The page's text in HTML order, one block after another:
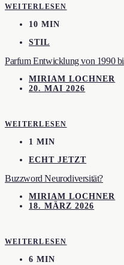
WEITERLESEN
10 MIN
STIL
Parfum Entwicklung von 1990
MIRIAM LOCHNER
20. MAI 2026
WEITERLESEN
1 MIN
ECHT JETZT
Buzzword Neurodiversität?
MIRIAM LOCHNER
18. MÄRZ 2026
WEITERLESEN
6 MIN